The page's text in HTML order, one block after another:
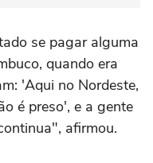
se pagar alguma
quando era
'Aqui no Nordeste,
é preso', e a gente
afirmou.